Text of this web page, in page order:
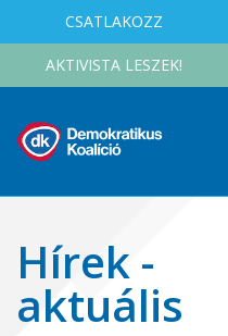
CSATLAKOZZ
AKTIVISTA LESZEK!
Hírek -
aktuális